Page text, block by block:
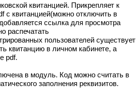
квитанцией. Прикрепляет к
с квитанцией(можно отключить в
ссылка для просмотра
распечатать
пользователей существует
квитанцию в личном кабинете, а
pdf.
в модуль. Код можно считать в
заполнения реквизитов.